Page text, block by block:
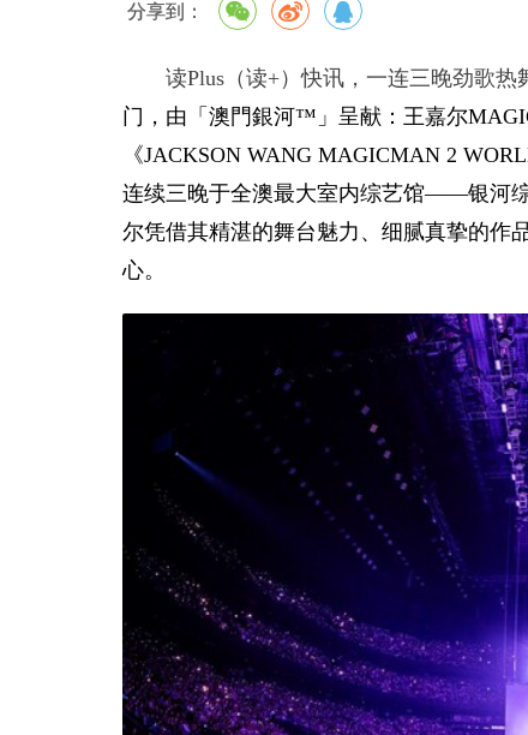
分享到：
读Plus（读+）快讯， 一连三晚劲歌热
门，由「澳門銀河™」呈献：王嘉尔
《JACKSON WANG MAGICMAN 2
连续三晚于全澳最大室内综艺馆——银河
尔凭借其精湛的舞台魅力、细腻真挚的作
心。